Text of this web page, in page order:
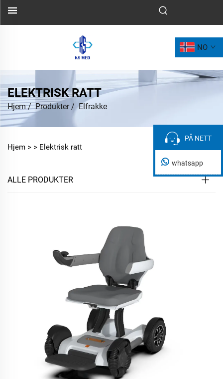
NO
ELEKTRISK RATT
Hjem/Produkter/Elfrakke
Hjem > > Elektrisk ratt
ALLE PRODUKTER
PÅ NETT
PÅ NETT
whatsapp